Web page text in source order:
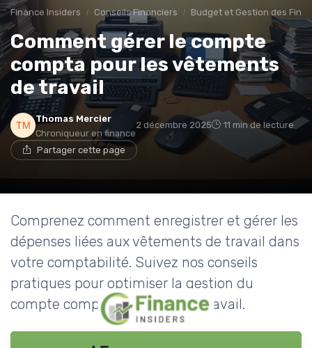
Finance Insiders Conseils Financiers Budget et Gestion des
Comment gérer le compte
compta pour les vêtements
de travail
Thomas Mercier
Chroniqueur en finance
2 décembre 2025 11 min de lecture
Partager cette page
Comprenez comment enregistrer et gérer les
dépenses liées aux vêtements de travail dans
votre comptabilité. Suivez nos conseils
pratiques pour optimiser la gestion du
compte compta vetement de travail.